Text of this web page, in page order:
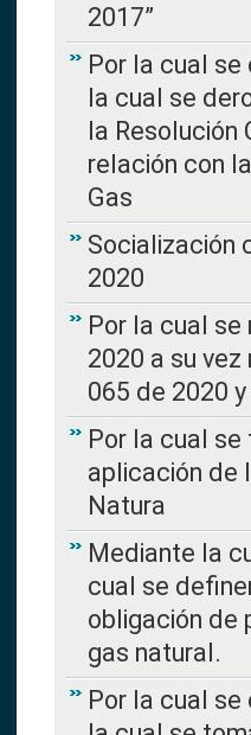
2017”
Por la cual
la cual se
la Resolución
relación con
Gas
Socialización
2020
Por la cual se
2020 a su
065 de 2020
Por la cual
aplicación de
Natura
Mediante la
cual se
obligación de
gas natural.
Por la cual se